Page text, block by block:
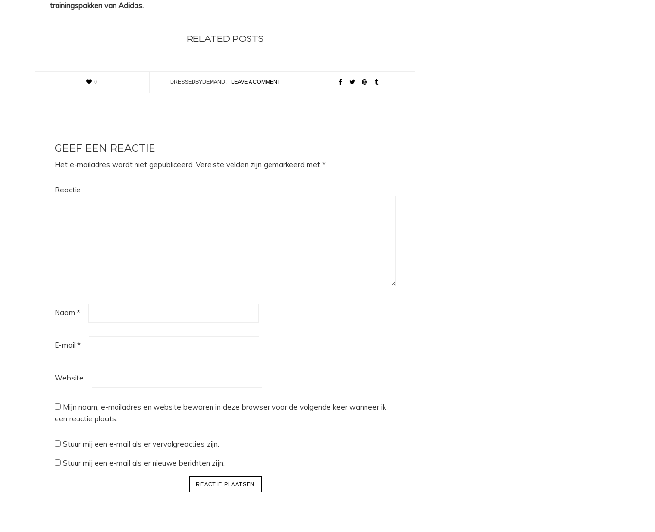
trainingspakken van Adidas.
RELATED POSTS
0 DRESSEDBYDEMAND, LEAVE A COMMENT
GEEF EEN REACTIE
Het e-mailadres wordt niet gepubliceerd. Vereiste velden zijn gemarkeerd met *
Reactie
Naam *
E-mail *
Website
Mijn naam, e-mailadres en website bewaren in deze browser voor de volgende keer wanneer ik
een reactie plaats.
Stuur mij een e-mail als er vervolgreacties zijn.
Stuur mij een e-mail als er nieuwe berichten zijn.